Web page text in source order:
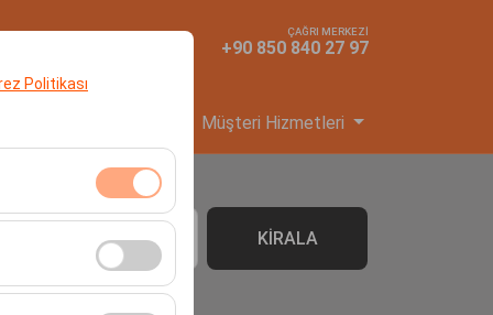
Politikası
Devre dışı
analiz
ÇAĞRI MERKEZİ
+90 850 840 27 97
Müşteri Hizmetleri
06:00 KİRALA